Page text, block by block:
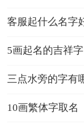
内涵。
【杨睿哲】—
望。
客服起什么名字
5画起名的吉祥字
三点水旁的字有
10画繁体字取名